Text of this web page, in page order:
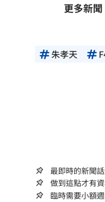
更多新聞
朱孝天
最即時的新聞
做到這點才有
臨時需要小額